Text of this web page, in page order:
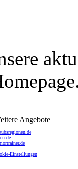
Angebote
Einstellungen